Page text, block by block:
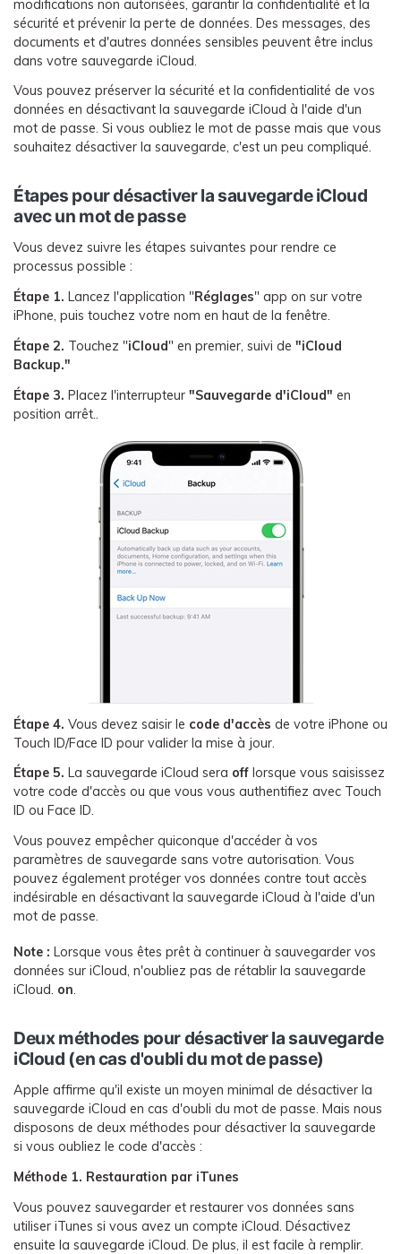
modifications non autorisées, garantir la confidentialité et la
sécurité et prévenir la perte de données. Des messages, des
documents et d'autres données sensibles peuvent être inclus
dans votre sauvegarde iCloud.
Vous pouvez préserver la sécurité et la confidentialité de vos
données en désactivant la sauvegarde iCloud à l'aide d'un
mot de passe. Si vous oubliez le mot de passe mais que vous
souhaitez désactiver la sauvegarde, c'est un peu compliqué.
Étapes pour désactiver la sauvegarde iCloud
avec un mot de passe
Vous devez suivre les étapes suivantes pour rendre ce
processus possible :
Étape 1. Lancez l'application "Réglages" app on sur votre
iPhone, puis touchez votre nom en haut de la fenêtre.
Étape 2. Touchez "iCloud" en premier, suivi de "iCloud
Backup."
Étape 3. Placez l'interrupteur "Sauvegarde d'iCloud" en
position arrêt..
Étape 4. Vous devez saisir le code d'accès de votre iPhone ou
Touch ID/Face ID pour valider la mise à jour.
Étape 5. La sauvegarde iCloud sera off lorsque vous saisissez
votre code d'accès ou que vous vous authentifiez avec Touch
ID ou Face ID.
Vous pouvez empêcher quiconque d'accéder à vos
paramètres de sauvegarde sans votre autorisation. Vous
pouvez également protéger vos données contre tout accès
indésirable en désactivant la sauvegarde iCloud à l'aide d'un
mot de passe.
Note : Lorsque vous êtes prêt à continuer à sauvegarder vos
données sur iCloud, n'oubliez pas de rétablir la sauvegarde
iCloud. on.
Deux méthodes pour désactiver la sauvegarde
iCloud (en cas d'oubli du mot de passe)
Apple affirme qu'il existe un moyen minimal de désactiver la
sauvegarde iCloud en cas d'oubli du mot de passe. Mais nous
disposons de deux méthodes pour désactiver la sauvegarde
si vous oubliez le code d'accès :
Méthode 1. Restauration par iTunes
Vous pouvez sauvegarder et restaurer vos données sans
utiliser iTunes si vous avez un compte iCloud. Désactivez
ensuite la sauvegarde iCloud. De plus, il est facile à remplir.